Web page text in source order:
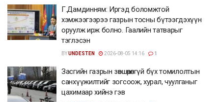
Г.Дамдинням: Иргэд боломжтой
хэмжээгээрээ газрын тосны бүтээгдэхүүн
оруулж ирж болно. Гаалийн татварыг
тэглэсэн
BYUNDESTEN 2026-08-05 14:16 1
Засгийн газрын зөвшөөрөлгүй бүх томилолтын
санхүүжилтийг зогсоож, хурал, чуулганыг
цахимаар хийнэ гэв